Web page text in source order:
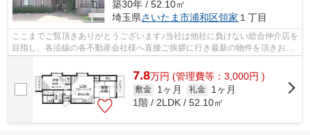
築30年 / 52.10㎡
埼玉県さいたま市浦和区領家 １丁目
ここまでご覧頂きありがとうございます♪当社は他社に負けない総合仲介店を
目指し、各沿線の各不動産会社様へ直接ご挨拶に行き最新の物件を頂きお客
様へ提供しております！最新の情報は...
7.8万円 (管理費等：3,000円 )
敷金 1ヶ月 礼金
1ヶ月
1階 / 2LDK / 52.10㎡